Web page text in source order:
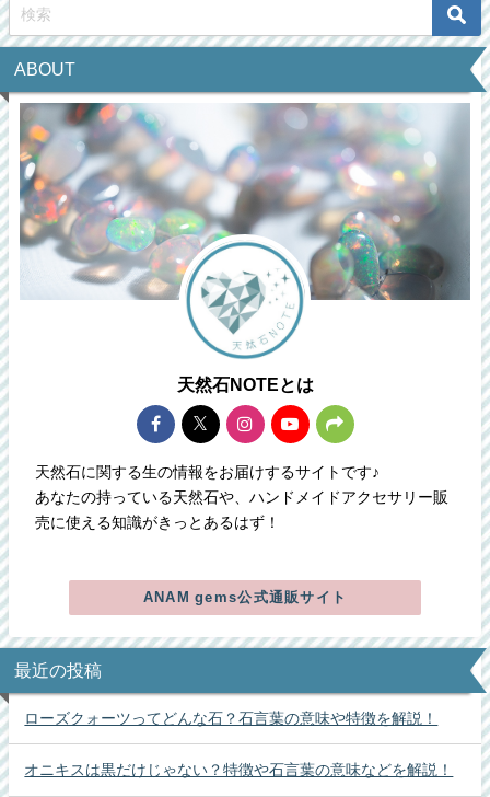
ABOUT
天然石NOTEとは
天然石に関する生の情報をお届けするサイトです♪
あなたの持っている天然石や、ハンドメイドアクセサリー販
売に使える知識がきっとあるはず！
ANAM gems公式通販サイト
最近の投稿
ローズクォーツってどんな石？石言葉の意味や特徴を解説！
オニキスは黒だけじゃない？特徴や石言葉の意味などを解説！